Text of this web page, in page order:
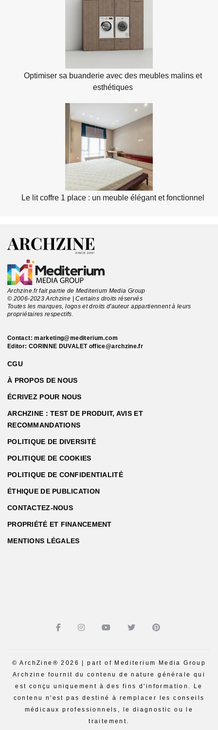
Optimiser sa buanderie avec des meubles malins et
esthétiques
Le lit coffre 1 place : un meuble élégant et fonctionnel
Archzine.fr fait partie de Mediterium Media Group
© 2006-2023 Archzine | Certains droits réservés
Toutes les marques, logos et droits d'auteur appartiennent à leurs
propriétaires respectifs.
Contact:marketing@mediterium.com
Editor: CORINNE DUVALET office@archzine.fr
CGU
À PROPOS DE NOUS
ÉCRIVEZ POUR NOUS
ARCHZINE : TEST DE PRODUIT, AVIS ET
RECOMMANDATIONS
POLITIQUE DE DIVERSITÉ
POLITIQUE DE COOKIES
POLITIQUE DE CONFIDENTIALITÉ
ÉTHIQUE DE PUBLICATION
CONTACTEZ-NOUS
PROPRIÉTÉ ET FINANCEMENT
MENTIONS LÉGALES
© ArchZine® 2026 | part of Mediterium Media Group
Archzine fournit du contenu de nature générale qui
est conçu uniquement à des fins d'information. Le
contenu n'est pas destiné à remplacer les conseils
médicaux professionnels, le diagnostic ou le
traitement.